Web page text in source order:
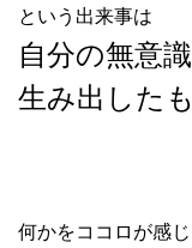
という出来事は
自分の無意
生み出した
何かをココロが感